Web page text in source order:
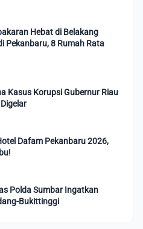
Hebat di Belakang
Pekanbaru, 8 Rumah Rata
Kasus Korupsi Gubernur Riau
Dafam Pekanbaru 2026,
Polda Sumbar Ingatkan
Bukittinggi